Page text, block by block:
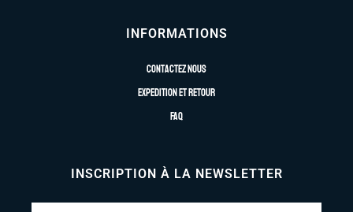
INFORMATIONS
Contactez nous
Expedition et retour
FAQ
INSCRIPTION À LA NEWSLETTER